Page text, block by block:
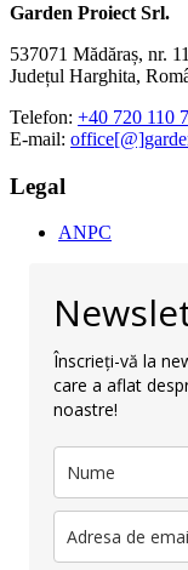
Garden Proiect Srl.
537071 Mădăraș, nr. 11
Județul Harghita,
Telefon: +40 720 110
E-mail:
Legal
ANPC
Înscrieți-vă la
care a aflat
noastre!